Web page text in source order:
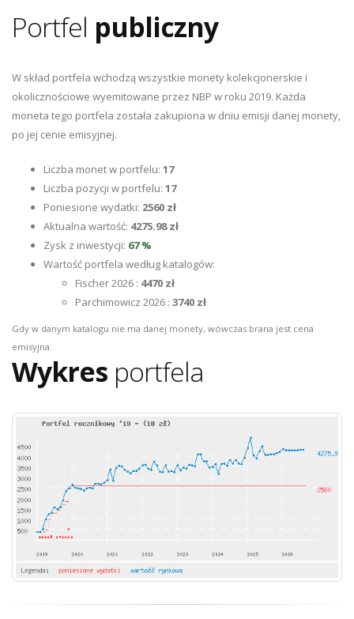
Portfel publiczny
W skład portfela wchodzą wszystkie monety kolekcjonerskie i
okolicznościowe wyemitowane przez NBP w roku 2019. Każda
moneta tego portfela została zakupiona w dniu emisji danej monety,
po jej cenie emisyjnej.
Liczba monet w portfelu: 17
Liczba pozycji w portfelu: 17
Poniesione wydatki: 2560 zł
Aktualna wartość: 4275.98 zł
Zysk z inwestycji: 67 %
Wartość portfela według katalogów:
Fischer 2026 : 4470 zł
Parchimowicz 2026 : 3740 zł
Gdy w danym katalogu nie ma danej monety, wówczas brana jest cena
emisyjna.
Wykres portfela